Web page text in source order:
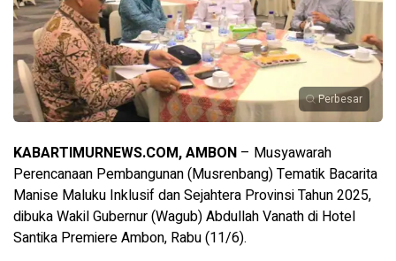
Perbesar
KABARTIMURNEWS.COM, AMBON – Musyawarah
Perencanaan Pembangunan (Musrenbang) Tematik Bacarita
Manise Maluku Inklusif dan Sejahtera Provinsi Tahun 2025,
dibuka Wakil Gubernur (Wagub) Abdullah Vanath di Hotel
Santika Premiere Ambon, Rabu (11/6).